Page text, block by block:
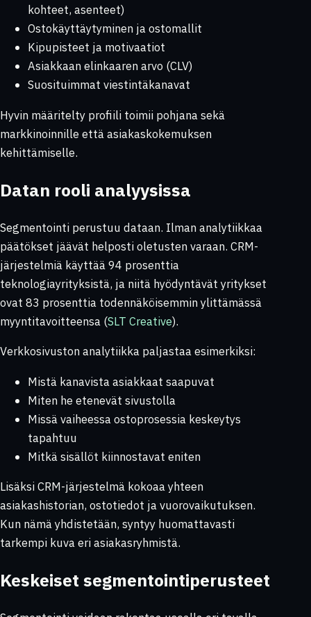
kohteet, asenteet)
Ostokäyttäytyminen ja ostomallit
Kipupisteet ja motivaatiot
Asiakkaan elinkaaren arvo (CLV)
Suosituimmat viestintäkanavat
Hyvin määritelty profiili toimii pohjana sekä
markkinoinnille että asiakaskokemuksen
kehittämiselle.
Datan rooli analyysissa
Segmentointi perustuu dataan. Ilman analytiikkaa
päätökset jäävät helposti oletusten varaan. CRM-
järjestelmiä käyttää 94 prosenttia
teknologiayrityksistä, ja niitä hyödyntävät yritykset
ovat 83 prosenttia todennäköisemmin ylittämässä
myyntitavoitteensa (SLT Creative).
Verkkosivuston analytiikka paljastaa esimerkiksi:
Mistä kanavista asiakkaat saapuvat
Miten he etenevät sivustolla
Missä vaiheessa ostoprosessia keskeytys
tapahtuu
Mitkä sisällöt kiinnostavat eniten
Lisäksi CRM-järjestelmä kokoaa yhteen
asiakashistorian, ostotiedot ja vuorovaikutuksen.
Kun nämä yhdistetään, syntyy huomattavasti
tarkempi kuva eri asiakasryhmistä.
Keskeiset segmentointiperusteet